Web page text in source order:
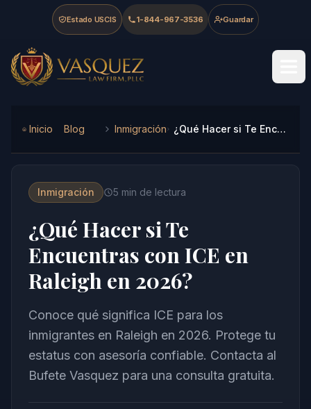
Skip to main content
Skip to navigation
Skip to footer
Estado USCIS 1-844-967-3536 Guardar
Vasquez Law Firm - Home
Inicio Blog Inmigración ¿Qué Hacer si Te Encuentras con ICE en Raleigh en 2026?
Inmigración 5 min de lectura
¿Qué Hacer si Te
Encuentras con ICE en
Raleigh en 2026?
Conoce qué significa ICE para los
inmigrantes en Raleigh en 2026. Protege tu
estatus con asesoría confiable. Contacta al
Bufete Vasquez para una consulta gratuita.